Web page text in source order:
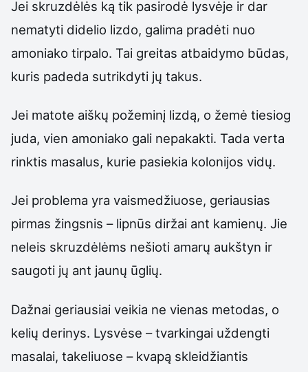
Jei skruzdėlės ką tik pasirodė lysvėje ir dar
nematyti didelio lizdo, galima pradėti nuo
amoniako tirpalo. Tai greitas atbaidymo būdas,
kuris padeda sutrikdyti jų takus.
Jei matote aiškų požeminį lizdą, o žemė tiesiog
juda, vien amoniako gali nepakakti. Tada verta
rinktis masalus, kurie pasiekia kolonijos vidų.
Jei problema yra vaismedžiuose, geriausias
pirmas žingsnis – lipnūs diržai ant kamienų. Jie
neleis skruzdėlėms nešioti amarų aukštyn ir
saugoti jų ant jaunų ūglių.
Dažnai geriausiai veikia ne vienas metodas, o
kelių derinys. Lysvėse – tvarkingai uždengti
masalai, takeliuose – kvapą skleidžiantis